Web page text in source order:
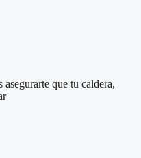
que tu caldera,